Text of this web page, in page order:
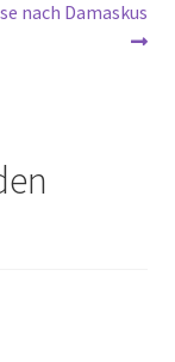
nach Damaskus